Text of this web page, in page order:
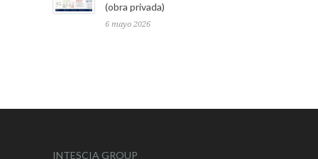
(obra privada)
6 mayo 2026
INTESCIA GROUP